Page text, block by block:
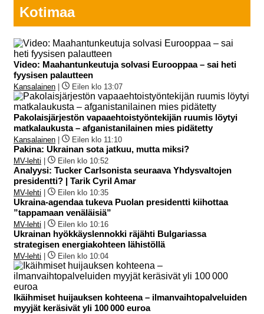
Kotimaa
Video: Maahantunkeutuja solvasi Eurooppaa – sai heti
fyysisen palautteen
Kansalainen Eilen klo 13:07
Pakolaisjärjestön vapaaehtoistyöntekijän ruumis löytyi
matkalaukusta – afganistanilainen mies pidätetty
Kansalainen Eilen klo 11:10
Pakina: Ukrainan sota jatkuu, mutta miksi?
MV-lehti Eilen klo 10:52
Analyysi: Tucker Carlsonista seuraava Yhdysvaltojen
presidentti? | Tarik Cyril Amar
MV-lehti Eilen klo 10:35
Ukraina-agendaa tukeva Puolan presidentti kiihottaa
”tappamaan venäläisiä”
MV-lehti Eilen klo 10:16
Ukrainan hyökkäyslennokki räjähti Bulgariassa
strategisen energiakohteen lähistöllä
MV-lehti Eilen klo 10:04
Ikäihmiset huijauksen kohteena – ilmanvaihtopalveluiden
myyjät keräsivät yli 100 000 euroa